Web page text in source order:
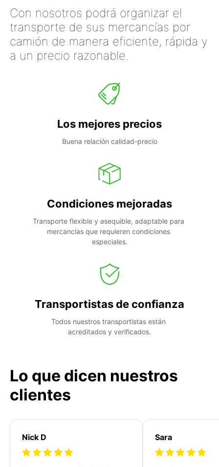
Con nosotros podrá organizar el
transporte de sus mercancías por
camión de manera eficiente, rápida y
a un precio razonable.
Los mejores precios
Buena relación calidad-precio
Condiciones mejoradas
Transporte flexible y asequible, adaptable para
mercancías que requieren condiciones
especiales.
Transportistas de confianza
Todos nuestros transportistas están
acreditados y verificados.
Lo que dicen nuestros
clientes
Nick D Sara